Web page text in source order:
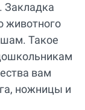
Закладка
животного
Такое
вам
ножницы и